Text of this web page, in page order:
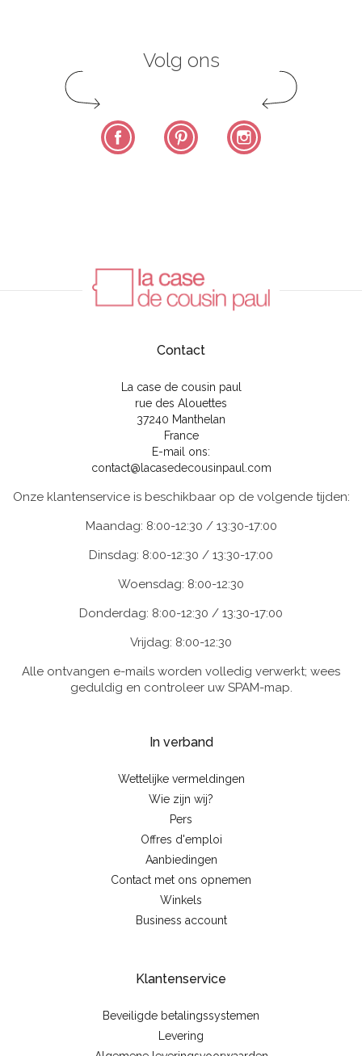
Volg ons
Facebook Pinterest
Contact
La case de cousin paul
rue des Alouettes
37240 Manthelan
France
E-mail ons:
contact@lacasedecousinpaul.com
Onze klantenservice is beschikbaar op de volgende tijden:
Maandag: 8:00-12:30 / 13:30-17:00
Dinsdag: 8:00-12:30 / 13:30-17:00
Woensdag: 8:00-12:30
Donderdag: 8:00-12:30 / 13:30-17:00
Vrijdag: 8:00-12:30
Alle ontvangen e-mails worden volledig verwerkt; wees
geduldig en controleer uw SPAM-map.
In verband
Wettelijke vermeldingen
Wie zijn wij?
Pers
Offres d'emploi
Aanbiedingen
Contact met ons opnemen
Winkels
Business account
Klantenservice
Beveiligde betalingssystemen
Levering